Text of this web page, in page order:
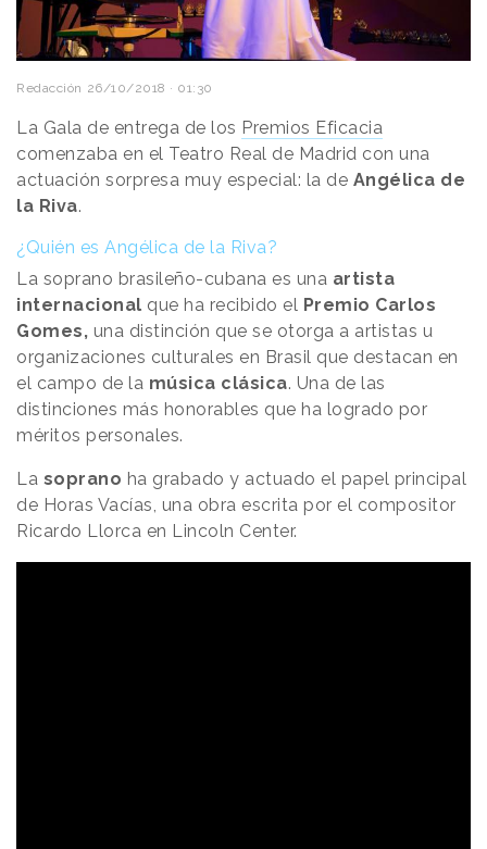
Redacción 26/10/2018 · 01:30
La Gala de entrega de los Premios Eficacia
comenzaba en el Teatro Real de Madrid con una
actuación sorpresa muy especial: la de Angélica de
la Riva.
¿Quién es Angélica de la Riva?
La soprano brasileño-cubana es una artista
internacional que ha recibido el Premio Carlos
Gomes, una distinción que se otorga a artistas u
organizaciones culturales en Brasil que destacan en
el campo de la música clásica. Una de las
distinciones más honorables que ha logrado por
méritos personales.
La soprano ha grabado y actuado el papel principal
de Horas Vacías, una obra escrita por el compositor
Ricardo Llorca en Lincoln Center.